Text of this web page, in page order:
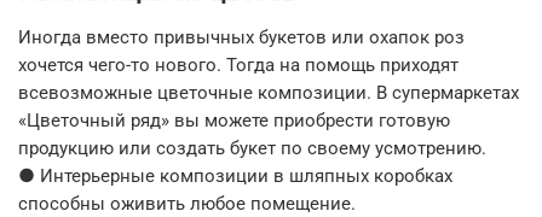
Иногда вместо привычных букетов или охапок роз
хочется чего-то нового. Тогда на помощь приходят
всевозможные цветочные композиции. В супермаркетах
«Цветочный ряд» вы можете приобрести готовую
продукцию или создать букет по своему усмотрению.
● Интерьерные композиции в шляпных коробках
способны оживить любое помещение.